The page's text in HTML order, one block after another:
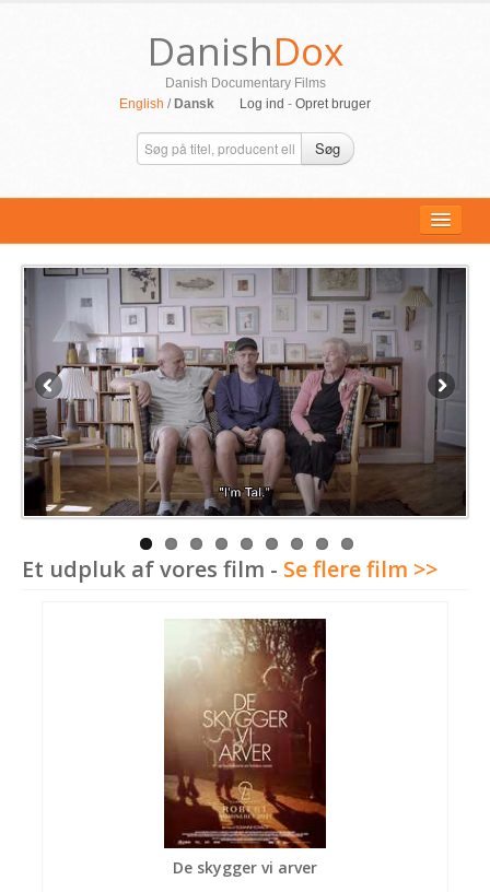
DanishDox
Danish Documentary Films
English / Dansk Log ind - Opret bruger
Søg
ALLE FILM
PERSONER
SUPPORT
KONTAKT
Et udpluk af vores film - Se flere film >>
De skygger vi arver